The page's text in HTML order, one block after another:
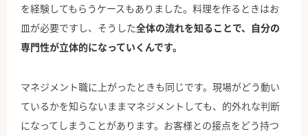
を経験してもらうケースもありました。料理を作るときはお
皿が必要ですし、そうした全体の流れを知ることで、自分の
専門性が立体的になっていくんです。
マネジメント職に上がったときも同じです。現場がどう動い
ているかを知らないままマネジメントしても、的外れな判断
になってしまうことがあります。お客様との接点をどう持つ